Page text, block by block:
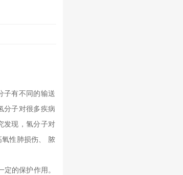
子有不同的输送
分子对很多疾病
发现，氢分子对
性肺损伤、 脓
的保护作用。